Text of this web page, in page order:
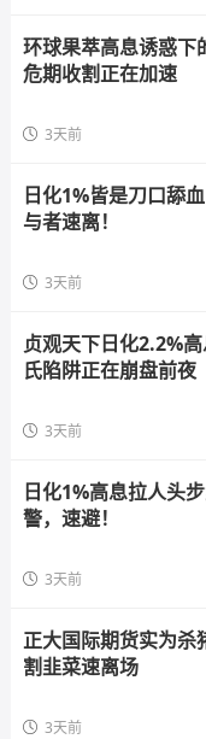
环球果萃高息诱惑下
危期收割正在加速
3天前
日化1%皆是刀口舔
与者速离！
3天前
贞观天下日化2.2%
氏陷阱正在崩盘前夜
3天前
日化1%高息拉人头
警，速避！
3天前
正大国际期货实为杀
割韭菜速离场
3天前